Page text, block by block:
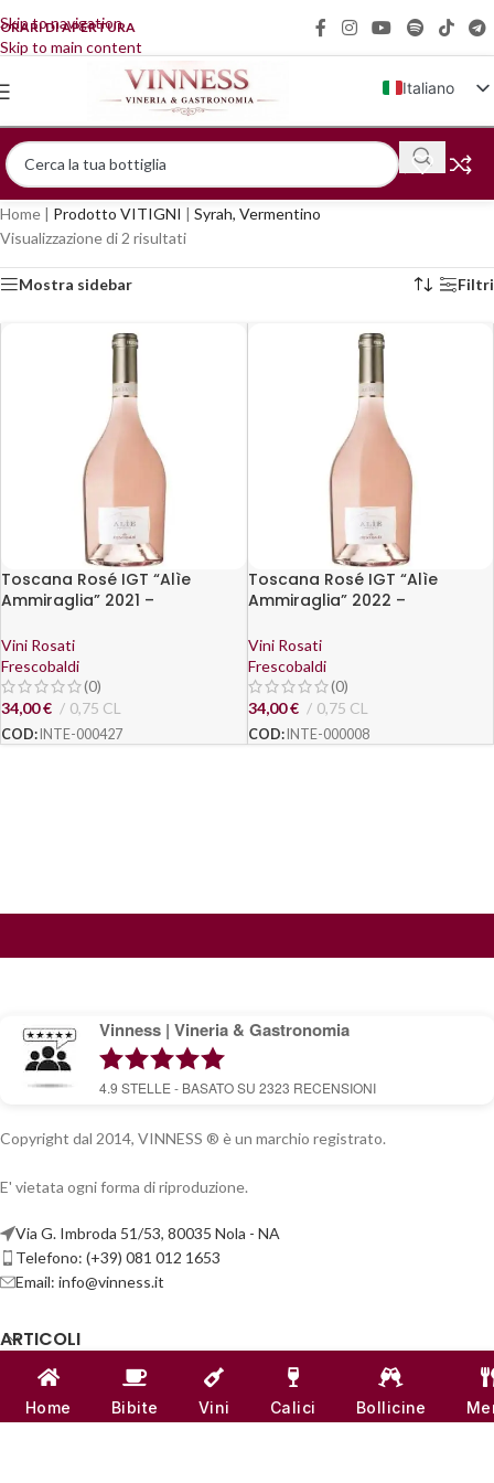
Skip to navigation
Skip to main content
ORARI DI APERTURA
Italiano
English (UK)
Français
Deutsch
Home | Prodotto VITIGNI | Syrah, Vermentino
Visualizzazione di 2 risultati
Mostra sidebar Filtri
Toscana Rosé IGT “Alìe
Ammiraglia” 2021 –
Vini Rosati
Frescobaldi
(0)
34,00€ 0,75 CL
COD: INTE-000427
Toscana Rosé IGT “Alìe
Ammiraglia” 2022 –
Vini Rosati
Frescobaldi
(0)
34,00€ 0,75 CL
COD: INTE-000008
Vinness | Vineria & Gastronomia
4.9 STELLE - BASATO SU 2323 RECENSIONI
Copyright dal 2014, VINNESS ® è un marchio registrato.
E' vietata ogni forma di riproduzione.
Via G. Imbroda 51/53, 80035 Nola - NA
Telefono: (+39) 081 012 1653
Email: info@vinness.it
ARTICOLI
INFO & CONTATTI
Home Bibite Vini Calici Bollicine